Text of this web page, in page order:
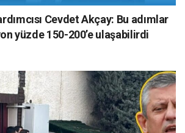
Cevdet Akçay: Bu adımlar
yüzde 150-200’e ulaşabilirdi